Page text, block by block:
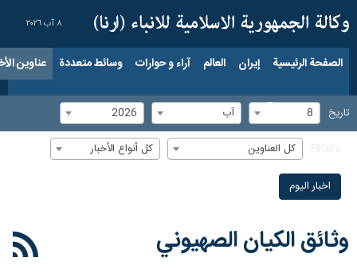
٨ آب ٢٠٢٦
الصفحة الرئيسية إيران العالم آراء و حوارات وسائط متعددة عناوين
تاریخ 8 آب 2026
كل العناوين كل أنواع الأخبار
اخبار الیوم
وثائق الكيان الصهيوني